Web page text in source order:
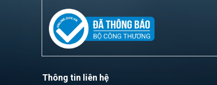
Thông tin liên hệ